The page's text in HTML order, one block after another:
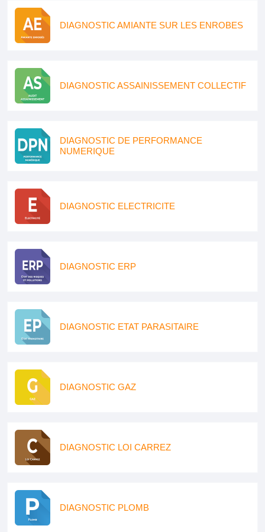
DIAGNOSTIC AMIANTE SUR LES ENROBES
DIAGNOSTIC ASSAINISSEMENT COLLECTIF
DIAGNOSTIC DE PERFORMANCE
NUMERIQUE
DIAGNOSTIC ELECTRICITE
DIAGNOSTIC ERP
DIAGNOSTIC ETAT PARASITAIRE
DIAGNOSTIC GAZ
DIAGNOSTIC LOI CARREZ
DIAGNOSTIC PLOMB